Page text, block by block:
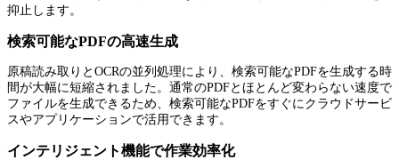
抑止します。
検索可能なPDFの高速生成
原稿読み取りとOCRの並列処理により、検索可能なPDFを生成する時
間が大幅に短縮されました。通常のPDFとほとんど変わらない速度で
ファイルを生成できるため、検索可能なPDFをすぐにクラウドサービ
スやアプリケーションで活用できます。
インテリジェント機能で作業効率化